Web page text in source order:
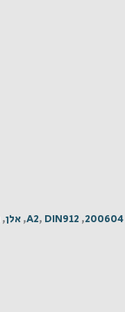
200604
,
A2, DIN912
,אלן,